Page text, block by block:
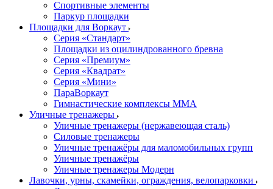
Спортивные элементы
Паркур площадки
Площадки для Воркаут
Серия «Стандарт»
Площадки из оцилиндрованного бревна
Серия «Премиум»
Серия «Квадрат»
Серия «Мини»
ПараВоркаут
Гимнастические комплексы ММА
Уличные тренажеры
Уличные тренажеры (нержавеющая сталь)
Силовые тренажеры
Уличные тренажёры для маломобильных групп
Уличные тренажёры
Уличные тренажеры Модерн
Лавочки, урны, скамейки, ограждения, велопарковки